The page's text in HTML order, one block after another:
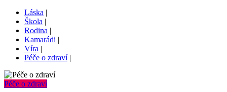
Láska |
Škola |
Rodina |
Kamarádi |
Víra |
Péče o zdraví|
Péče o zdraví